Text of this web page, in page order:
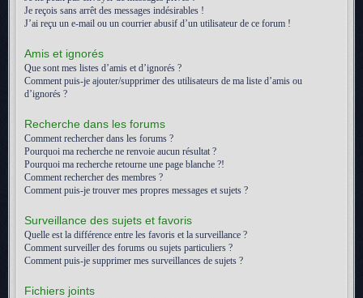
Je reçois sans arrêt des messages indésirables !
J’ai reçu un e-mail ou un courrier abusif d’un utilisateur de ce forum !
Amis et ignorés
Que sont mes listes d’amis et d’ignorés ?
Comment puis-je ajouter/supprimer des utilisateurs de ma liste d’amis ou
d’ignorés ?
Recherche dans les forums
Comment rechercher dans les forums ?
Pourquoi ma recherche ne renvoie aucun résultat ?
Pourquoi ma recherche retourne une page blanche ?!
Comment rechercher des membres ?
Comment puis-je trouver mes propres messages et sujets ?
Surveillance des sujets et favoris
Quelle est la différence entre les favoris et la surveillance ?
Comment surveiller des forums ou sujets particuliers ?
Comment puis-je supprimer mes surveillances de sujets ?
Fichiers joints